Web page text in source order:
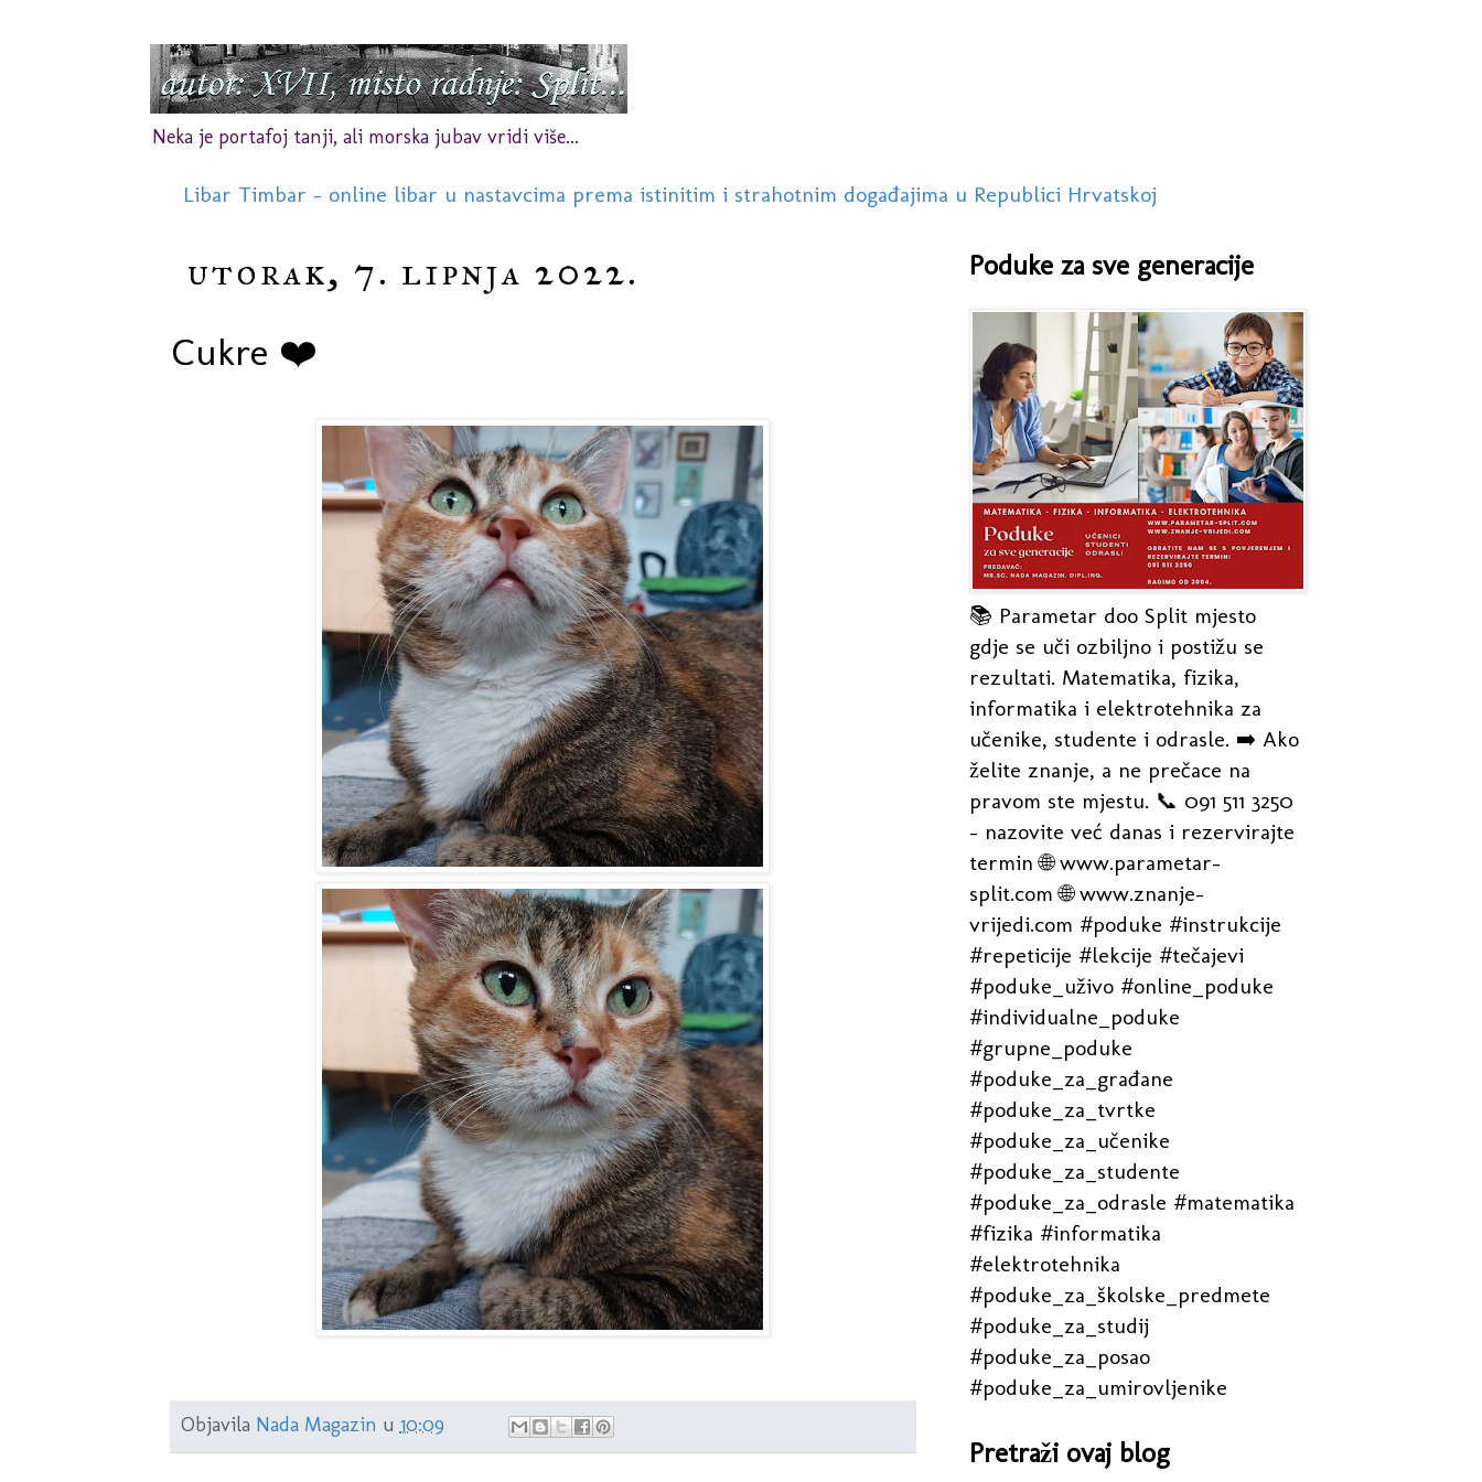
Neka je portafoj tanji, ali morska jubav vridi više...
Libar Timbar - online libar u nastavcima prema istinitim i strahotnim događajima u Republici Hrvatskoj
utorak, 7. lipnja 2022.
Cukre ❤️
Objavila Nada Magazin u 10:09
Poduke za sve generacije
📚 Parametar doo Split mjesto
gdje se uči ozbiljno i postižu se
rezultati. Matematika, fizika,
informatika i elektrotehnika za
učenike, studente i odrasle. ➡️ Ako
želite znanje, a ne prečace na
pravom ste mjestu. 📞 091 511 3250
- nazovite već danas i rezervirajte
termin 🌐 www.parametar-
split.com 🌐 www.znanje-
vrijedi.com #poduke #instrukcije
#repeticije #lekcije #tečajevi
#poduke_uživo #online_poduke
#individualne_poduke
#grupne_poduke
#poduke_za_građane
#poduke_za_tvrtke
#poduke_za_učenike
#poduke_za_studente
#poduke_za_odrasle #matematika
#fizika #informatika
#elektrotehnika
#poduke_za_školske_predmete
#poduke_za_studij
#poduke_za_posao
#poduke_za_umirovljenike
Pretraži ovaj blog